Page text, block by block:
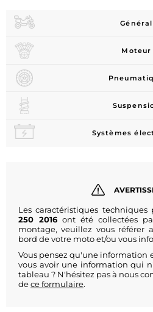
Général
Moteur
Systèmes
Les caractéristiques techniques
250 2016 ont été collectées
montage, veuillez vous référer
bord de votre moto et/ou vous
Vous pensez qu'une information
vous avoir une information qui
tableau ? N'hésitez pas à nous
dece formulaire.